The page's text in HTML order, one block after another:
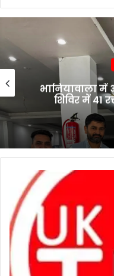
भानियावाला में
शिविर में 41